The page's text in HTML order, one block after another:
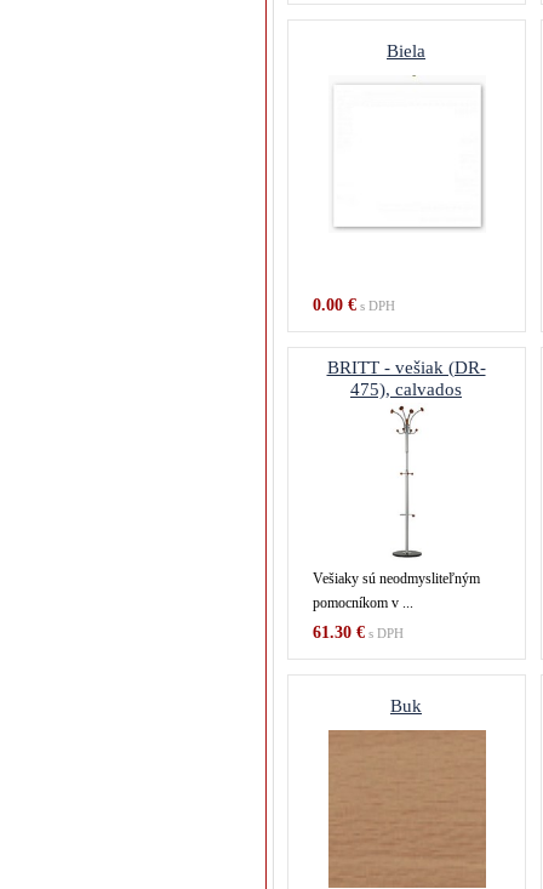
Biela
0.00 €s DPH
BRITT - vešiak (DR-
475), calvados
Vešiaky sú neodmysliteľným
pomocníkom v ...
61.30 €s DPH
Buk